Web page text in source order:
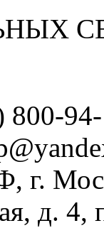
800-
г.
д.